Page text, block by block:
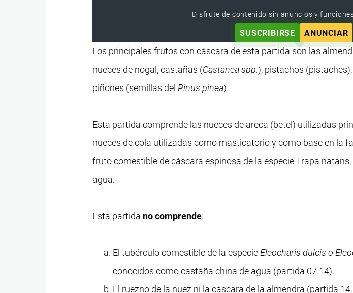
Disfrute de contenido sin anuncios y
SUSCRIBIRSE ANUNCIAR
Los principales frutos con cáscara de esta partida son las
nueces de nogal, castañas (Castanea spp.), pistachos
piñones (semillas delPinus pinea).
Esta partida comprende las nueces de areca (betel) utilizadas
nueces de cola utilizadas como masticatorio y como base en la
fruto comestible de cáscara espinosa de la especie Trapa
agua.
Esta partida no comprende:
El tubérculo comestible de la especieEleocharis dulcis o
conocidos como castaña china de agua (partida 07.14).
El ruezno de la nuez ni la cáscara de la almendra (partida